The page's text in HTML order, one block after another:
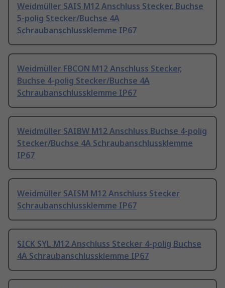
Weidmüller SAIS M12 Anschluss Stecker, Buchse
5-polig Stecker/Buchse 4A
Schraubanschlussklemme IP67
Weidmüller FBCON M12 Anschluss Stecker,
Buchse 4-polig Stecker/Buchse 4A
Schraubanschlussklemme IP67
Weidmüller SAIBW M12 Anschluss Buchse 4-polig
Stecker/Buchse 4A Schraubanschlussklemme
IP67
Weidmüller SAISM M12 Anschluss Stecker
Schraubanschlussklemme IP67
SICK SYL M12 Anschluss Stecker 4-polig Buchse
4A Schraubanschlussklemme IP67